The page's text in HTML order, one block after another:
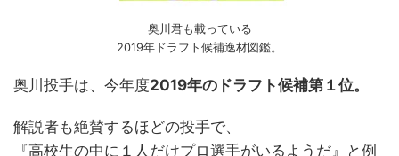
奥川君も載っている
2019年ドラフト候補逸材図鑑。
奥川投手は、今年度2019年のドラフト候補第１位。
解説者も絶賛するほどの投手で、
『高校生の中に１人だけプロ選手がいるようだ』と例